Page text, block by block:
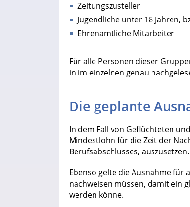
Zeitungszusteller
Jugendliche unter 18 Jahren,
Ehrenamtliche Mitarbeiter
Für alle Personen dieser
in im einzelnen genau
Die geplante
In dem Fall von Geflüchteten
Mindestlohn für die Zeit der
Berufsabschlusses, auszusetzen.
Ebenso gelte die Ausnahme für
nachweisen müssen, damit ein
werden könne.